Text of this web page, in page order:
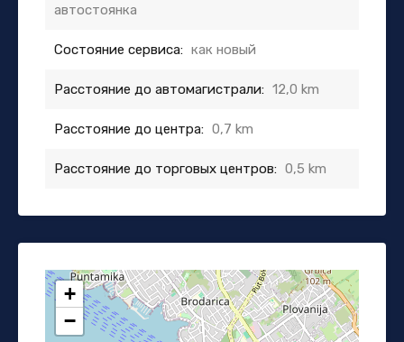
автостоянка
Состояние сервиса: как новый
Расстояние до автомагистрали: 12,0 km
Расстояние до центра: 0,7 km
Расстояние до торговых центров: 0,5 km
+
−